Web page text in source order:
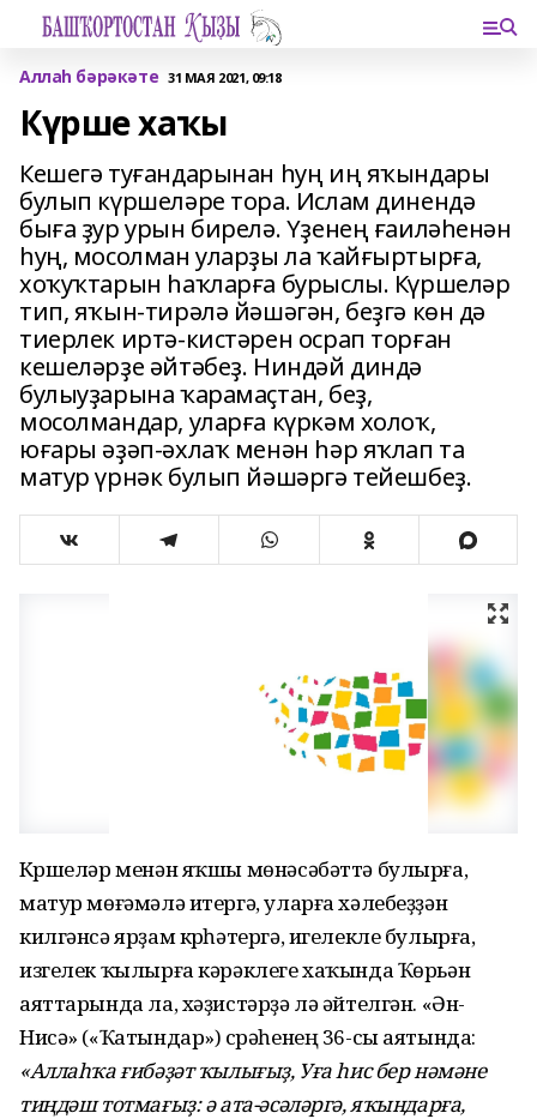
Аллаһ бәрәкәте 31 МАЯ 2021, 09:18
Күрше хаҡы
Кешегә туғандарынан һуң иң яҡындары
булып күршеләре тора. Ислам динендә
быға ҙур урын бирелә. Үҙенең ғаиләһенән
һуң, мосолман уларҙы ла ҡайғыртырға,
хоҡуҡтарын һаҡларға бурыслы. Күршеләр
тип, яҡын-тирәлә йәшәгән, беҙгә көн дә
тиерлек иртә-кистәрен осрап торған
кешеләрҙе әйтәбеҙ. Ниндәй диндә
булыуҙарына ҡарамаҫтан, беҙ,
мосолмандар, уларға күркәм холоҡ,
юғары әҙәп-әхлаҡ менән һәр яҡлап та
матур үрнәк булып йәшәргә тейешбеҙ.
Күршеләр менән яҡшы мөнәсәбәттә булырға,
матур мөғәмәлә итергә, уларға хәлебеҙҙән
килгәнсә ярҙам күрһәтергә, игелекле булырға,
изгелек ҡылырға кәрәклеге хаҡында Ҡөрьән
аяттарында ла, хәҙистәрҙә лә әйтелгән. «Ән-
Нисә» («Ҡатындар») сүрәһенең 36-сы аятында:
«Аллаһҡа ғибәҙәт ҡылығыҙ, Уға һис бер нәмәне
тиңдәш тотмағыҙ: ә ата-әсәләргә, яҡындарға,